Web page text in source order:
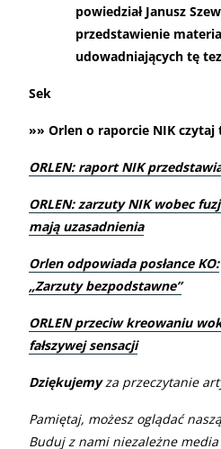
powiedział Janusz
przedstawienie
udowadniających tę
Sek
»» Orlen o raporcie NIK czytaj
ORLEN: raport NIK
ORLEN: zarzuty NIK wobec
mają uzasadnienia
Orlen odpowiada posłance KO:
„Zarzuty bezpodstawne”
ORLEN przeciw kreowaniu
fałszywej sensacji
Dziękujemyza przeczytanie
Pamiętaj, możesz oglądać
Buduj z nami niezależne